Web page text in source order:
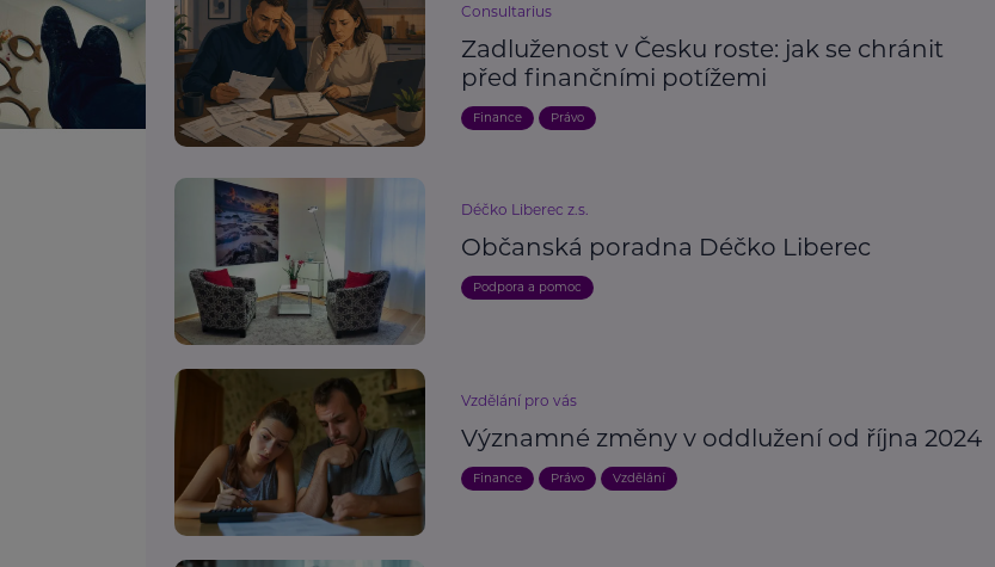
Consultarius
Zadluženost v Česku roste: jak se chránit
před finančními potížemi
Finance Právo
Déčko Liberec z.s.
Občanská poradna Déčko Liberec
Podpora a pomoc
Vzdělání pro vás
Významné změny v oddlužení od října 2024
Finance Právo Vzdělání